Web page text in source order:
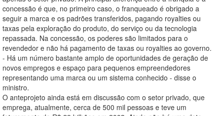
concessão é que, no primeiro caso, o franqueado é obrigado a
seguir a marca e os padrões transferidos, pagando royalties ou
taxas pela exploração do produto, do serviço ou da tecnologia
repassada. Na concessão, os poderes são limitados para o
revendedor e não há pagamento de taxas ou royalties ao governo.
- Há um número bastante amplo de oportunidades de geração de
novos empregos e espaço para pequenos empreendedores
representando uma marca ou um sistema conhecido - disse o
ministro.
O anteprojeto ainda está em discussão com o setor privado, que
emprega, atualmente, cerca de 500 mil pessoas e teve um